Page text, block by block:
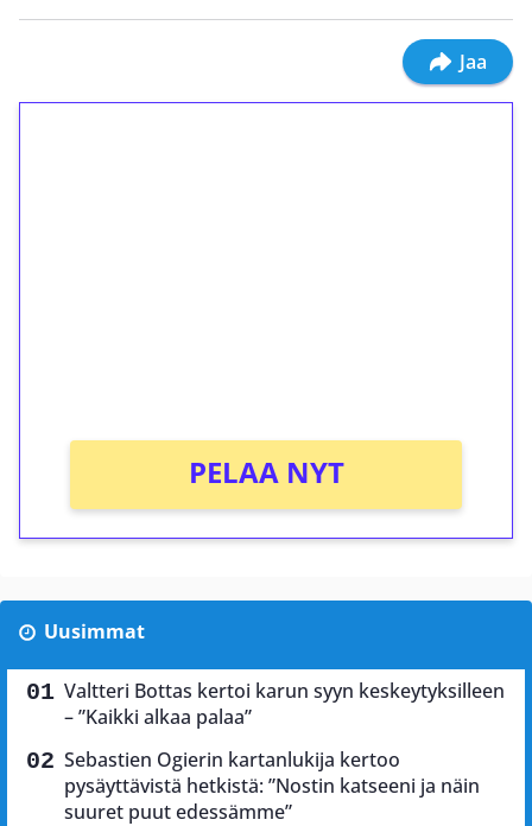
Jaa
PELAA NYT
Uusimmat
Valtteri Bottas kertoi karun syyn keskeytyksilleen
– ”Kaikki alkaa palaa”
Sebastien Ogierin kartanlukija kertoo
pysäyttävistä hetkistä: ”Nostin katseeni ja näin
suuret puut edessämme”